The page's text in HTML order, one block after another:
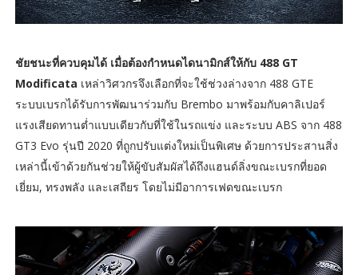
ชัยชนะที่ควบคุมได้ เมื่อต้องกำหนดไดนามิกส์ให้กับ 488 GT
Modificata เหล่าวิศวกรจึงเลือกที่จะใช้ช่วงล่างจาก 488 GTE
ระบบเบรกได้รับการพัฒนาร่วมกับ Brembo มาพร้อมกับคาลิเปอร์
แรงเสียดทานต่ำแบบเดียวกับที่ใช้ในรถแข่ง และระบบ ABS จาก 488
GT3 Evo รุ่นปี 2020 ที่ถูกปรับแต่งใหม่เป็นพิเศษ ด้วยการประสานสิ่ง
เหล่านี้เข้าด้วยกันช่วยให้ผู้ขับสัมผัสได้ถึงแฮนด์ลิ่งขณะเบรกที่ยอด
เยี่ยม, ทรงพลัง และเสถียร โดยไม่มีอาการเฟดขณะเบรก